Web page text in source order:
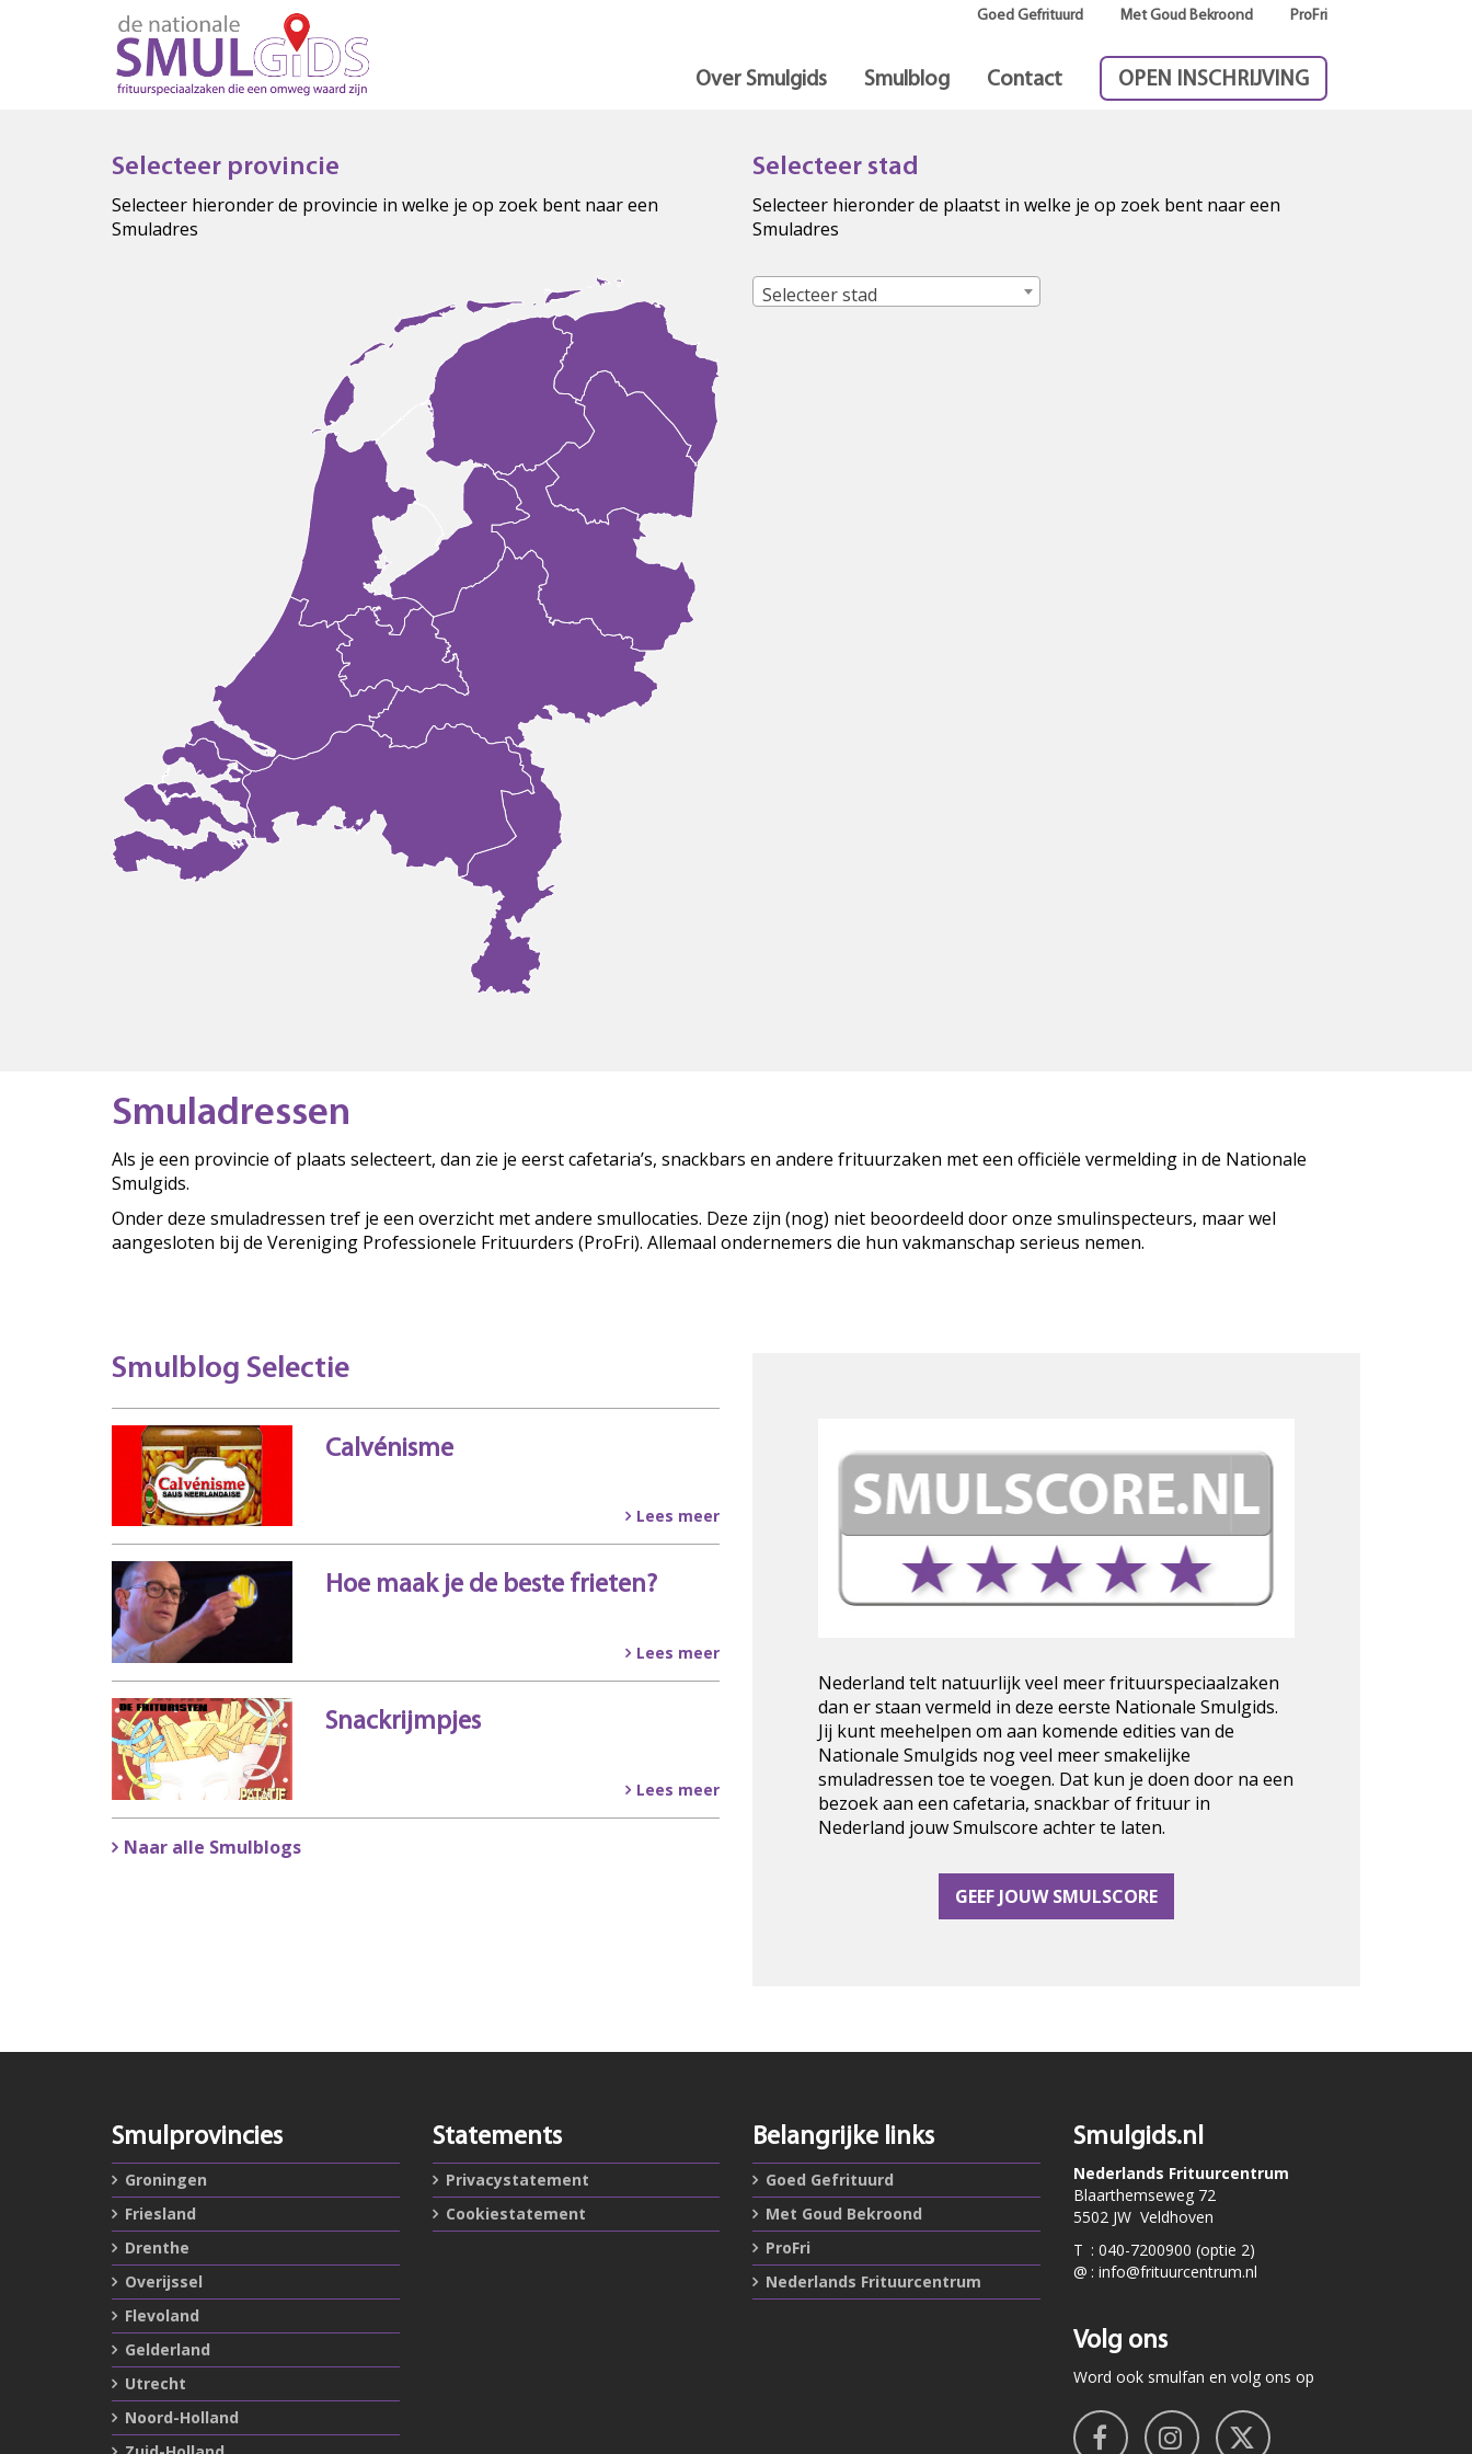
Goed Gefrituurd Met Goud Bekroond ProFri
Over Smulgids Smulblog Contact OPEN INSCHRIJVING
Selecteer provincie
Selecteer hieronder de provincie in welke je op zoek bent naar een
Smuladres
Selecteer stad
Selecteer hieronder de plaatst in welke je op zoek bent naar een
Smuladres
Selecteer stad
Smuladressen
Als je een provincie of plaats selecteert, dan zie je eerst cafetaria’s, snackbars en andere frituurzaken met een officiële vermelding in de Nationale
Smulgids.
Onder deze smuladressen tref je een overzicht met andere smullocaties. Deze zijn (nog) niet beoordeeld door onze smulinspecteurs, maar wel
aangesloten bij de Vereniging Professionele Frituurders (ProFri). Allemaal ondernemers die hun vakmanschap serieus nemen.
Smulblog Selectie
Calvénisme
Lees meer
Hoe maak je de beste frieten?
Lees meer
Snackrijmpjes
Lees meer
Naar alle Smulblogs
Nederland telt natuurlijk veel meer frituurspeciaalzaken
dan er staan vermeld in deze eerste Nationale Smulgids.
Jij kunt meehelpen om aan komende edities van de
Nationale Smulgids nog veel meer smakelijke
smuladressen toe te voegen. Dat kun je doen door na een
bezoek aan een cafetaria, snackbar of frituur in
Nederland jouw Smulscore achter te laten.
GEEF JOUW SMULSCORE
Smulprovincies
Groningen
Friesland
Drenthe
Overijssel
Flevoland
Gelderland
Utrecht
Noord-Holland
Statements
Privacystatement
Cookiestatement
Belangrijke links
Goed Gefrituurd
Met Goud Bekroond
ProFri
Nederlands Frituurcentrum
Smulgids.nl
Nederlands Frituurcentrum
Blaarthemseweg 72
5502 JW Veldhoven
T : 040-7200900 (optie 2)
@ : info@frituurcentrum.nl
Volg ons
Word ook smulfan en volg ons op